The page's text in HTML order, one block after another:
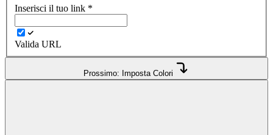
Inserisci il tuo link *
Valida URL
Prossimo: Imposta Colori